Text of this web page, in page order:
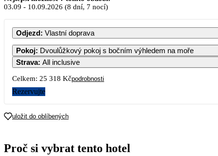
03.09 - 10.09.2026 (8 dní, 7 nocí)
Odjezd: Vlastní doprava
Pokoj: Dvoulůžkový pokoj s bočním výhledem na moře
Strava: All inclusive
Celkem: 25 318 Kčpodrobnosti
Rezervujte
uložit do oblíbených
Proč si vybrat tento hotel